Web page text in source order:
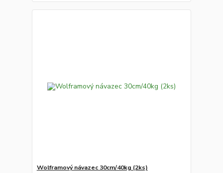
Wolframový návazec 30cm/40kg (2ks)